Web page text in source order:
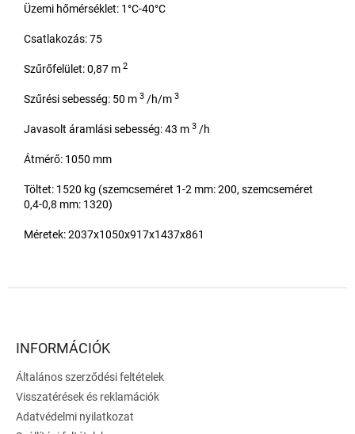
Üzemi hőmérséklet: 1°C-40°C
Csatlakozás: 75
Szűrőfelület: 0,87 m 2
Szűrési sebesség: 50 m 3 /h/m 3
Javasolt áramlási sebesség: 43 m 3 /h
Átmérő: 1050 mm
Töltet: 1520 kg (szemcseméret 1-2 mm: 200, szemcseméret
0,4-0,8 mm: 1320)
Méretek: 2037x1050x917x1437x861
INFORMÁCIÓK
Általános szerződési feltételek
Visszatérések és reklamációk
Adatvédelmi nyilatkozat